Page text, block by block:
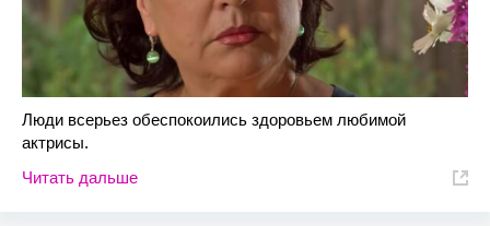
Люди всерьез обеспокоились здоровьем любимой
актрисы.
Читать дальше